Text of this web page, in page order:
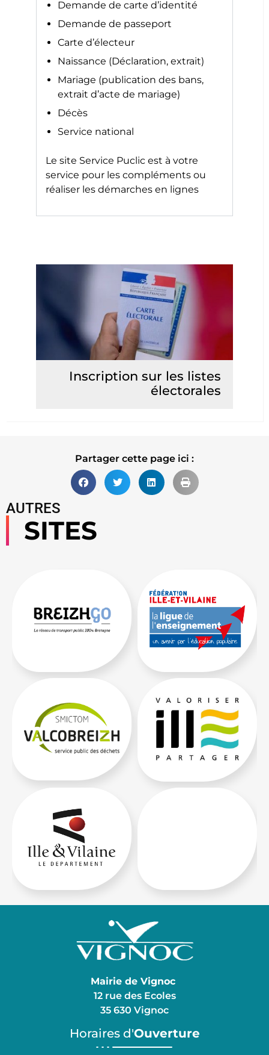
Demande de carte d’identité
Demande de passeport
Carte d’électeur
Naissance (Déclaration, extrait)
Mariage (publication des bans,
extrait d’acte de mariage)
Décès
Service national
Le site Service Puclic est à votre
service pour les compléments ou
réaliser les démarches en lignes
Inscription sur les listes
électorales
Partager cette page ici :
AUTRES
SITES
Mairie de Vignoc
12 rue des Ecoles
35 630 Vignoc
Horaires d'Ouverture